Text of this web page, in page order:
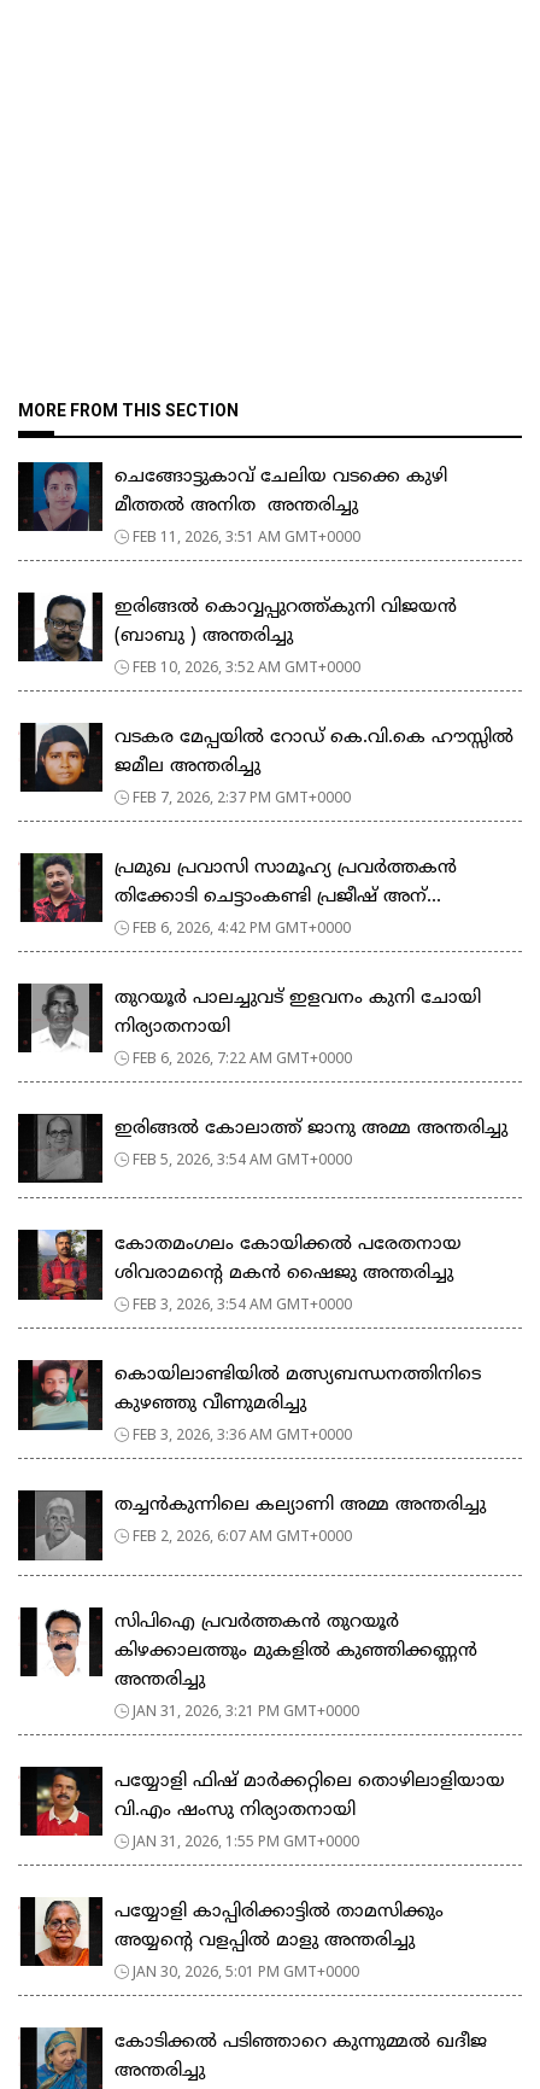
MORE FROM THIS SECTION
ചെങ്ങോട്ടുകാവ് ചേലിയ വടക്കെ കുഴി
മീത്തൽ അനിത അന്തരിച്ചു
FEB 11, 2026, 3:51 AM GMT+0000
ഇരിങ്ങൽ കൊവ്വപ്പുറത്ത്കുനി വിജയൻ
(ബാബു ) അന്തരിച്ചു
FEB 10, 2026, 3:52 AM GMT+0000
വടകര മേപ്പയിൽ റോഡ് കെ.വി.കെ ഹൗസ്സിൽ
ജമീല അന്തരിച്ചു
FEB 7, 2026, 2:37 PM GMT+0000
പ്രമുഖ പ്രവാസി സാമൂഹ്യ പ്രവർത്തകൻ
തിക്കോടി ചെട്ടാംകണ്ടി പ്രജീഷ് അന്...
FEB 6, 2026, 4:42 PM GMT+0000
തുറയൂർ പാലച്ചുവട് ഇളവനം കുനി ചോയി
നിര്യാതനായി
FEB 6, 2026, 7:22 AM GMT+0000
ഇരിങ്ങൽ കോലാത്ത് ജാനു അമ്മ അന്തരിച്ചു
FEB 5, 2026, 3:54 AM GMT+0000
കോതമംഗലം കോയിക്കൽ പരേതനായ
ശിവരാമൻ്റെ മകൻ ഷൈജു അന്തരിച്ചു
FEB 3, 2026, 3:54 AM GMT+0000
കൊയിലാണ്ടിയില്‍ മത്സ്യബന്ധനത്തിനിടെ
കുഴഞ്ഞു വീണുമരിച്ചു
FEB 3, 2026, 3:36 AM GMT+0000
തച്ചൻകുന്നിലെ കല്യാണി അമ്മ അന്തരിച്ചു
FEB 2, 2026, 6:07 AM GMT+0000
സിപിഐ പ്രവർത്തകൻ തുറയൂർ
കിഴക്കാലത്തും മുകളിൽ കുഞ്ഞിക്കണ്ണൻ
അന്തരിച്ചു
JAN 31, 2026, 3:21 PM GMT+0000
പയ്യോളി ഫിഷ് മാർക്കറ്റിലെ തൊഴിലാളിയായ
വി.എം ഷംസു നിര്യാതനായി
JAN 31, 2026, 1:55 PM GMT+0000
പയ്യോളി കാപ്പിരിക്കാട്ടിൽ താമസിക്കും
അയ്യന്റെ വളപ്പിൽ മാളു അന്തരിച്ചു
JAN 30, 2026, 5:01 PM GMT+0000
കോടിക്കൽ പടിഞ്ഞാറെ കുന്നുമ്മൽ ഖദീജ
അന്തരിച്ചു